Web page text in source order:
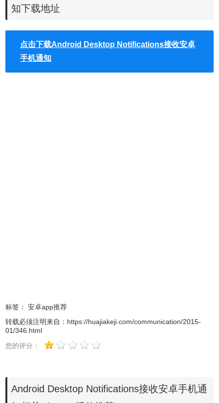
址可以在本文的下方找到，离线Android Desktop
Notifications插件的安装方法可参考：
2.点击电脑板Chrome浏览器右上角的Android Desktop
Notifications按钮，启动Android Desktop Notifications插件
到手机上发来的消息通知了，如图所示：
知下载地址
点击下载Android Desktop Notifications接收安卓
手机通知
标签：
安卓app推荐
转载必须注明来自： https://huajiakeji.com/communication/2015-
01/346.html
您的评分：
Android Desktop Notifications接收安卓手机通